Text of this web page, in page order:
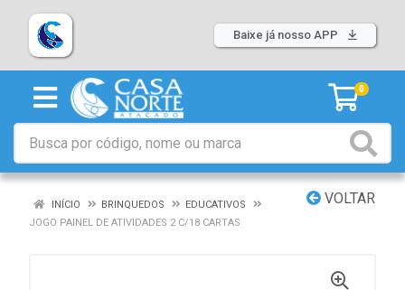
Baixe já nosso APP
0
VOLTAR
INÍCIO BRINQUEDOS
EDUCATIVOS
JOGO PAINEL DE ATIVIDADES 2 C/18 CARTAS